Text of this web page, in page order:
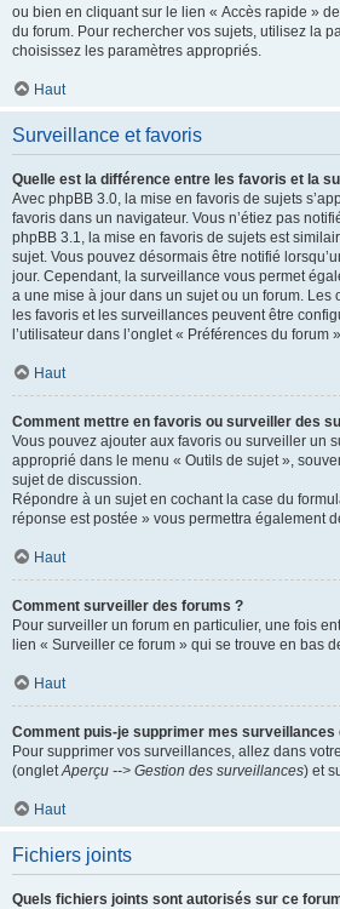
ou bien en cliquant sur le lien « Accès rapide »
du forum. Pour rechercher vos sujets, utilisez la
choisissez les paramètres appropriés.
Haut
Surveillance et favoris
Quelle est la différence entre les favoris et la
Avec phpBB 3.0, la mise en favoris de sujets
favoris dans un navigateur. Vous n’étiez pas
phpBB 3.1, la mise en favoris de sujets est
sujet. Vous pouvez désormais être notifié
jour. Cependant, la surveillance vous permet
a une mise à jour dans un sujet ou un forum. Les
les favoris et les surveillances peuvent être
l’utilisateur dans l’onglet « Préférences du forum
Haut
Comment mettre en favoris ou surveiller des
Vous pouvez ajouter aux favoris ou surveiller un
approprié dans le menu « Outils de sujet »,
sujet de discussion.
Répondre à un sujet en cochant la case du
réponse est postée » vous permettra également
Haut
Comment surveiller des forums ?
Pour surveiller un forum en particulier, une fois
lien « Surveiller ce forum » qui se trouve en bas
Haut
Comment puis-je supprimer mes surveillances
Pour supprimer vos surveillances, allez dans
(ongletAperçu --> Gestion des surveillances) et
Haut
Fichiers joints
Quels fichiers joints sont autorisés sur ce